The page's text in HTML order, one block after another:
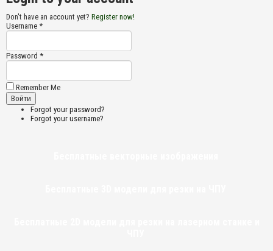
Don't have an account yet? Register now!
Username *
Password *
Remember Me
Forgot your password?
Forgot your username?